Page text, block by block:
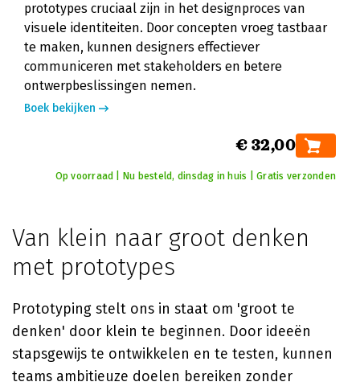
prototypes cruciaal zijn in het designproces van
visuele identiteiten. Door concepten vroeg tastbaar
te maken, kunnen designers effectiever
communiceren met stakeholders en betere
ontwerpbeslissingen nemen.
Boek bekijken
€ 32,00
Op voorraad | Nu besteld, dinsdag in huis | Gratis verzonden
Van klein naar groot denken
met prototypes
Prototyping stelt ons in staat om 'groot te
denken' door klein te beginnen. Door ideeën
stapsgewijs te ontwikkelen en te testen, kunnen
teams ambitieuze doelen bereiken zonder